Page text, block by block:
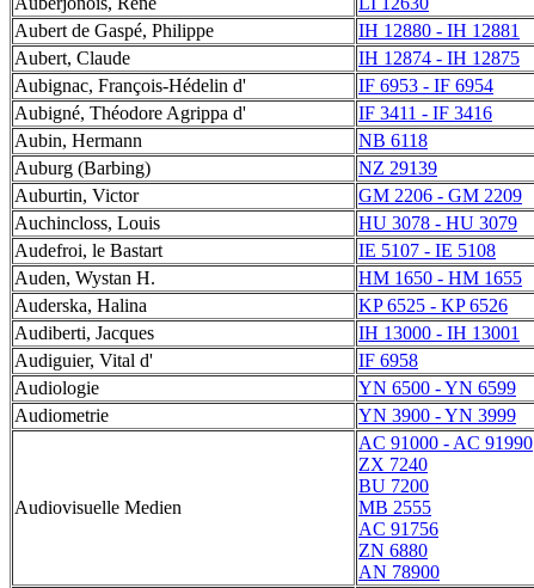
Aubert de Gaspé, Philippe
IH 12880 - IH 12881
Aubert, Claude
IH 12874 - IH 12875
Aubignac, François-Hédelin d'
IF 6953 - IF 6954
Aubigné, Théodore Agrippa d'
IF 3411 - IF 3416
Aubin, Hermann
NB 6118
Auburg (Barbing)
NZ 29139
Auburtin, Victor
GM 2206 - GM 2209
Auchincloss, Louis
HU 3078 - HU 3079
Audefroi, le Bastart
IE 5107 - IE 5108
Auden, Wystan H.
HM 1650 - HM 1655
Auderska, Halina
KP 6525 - KP 6526
Audiberti, Jacques
IH 13000 - IH 13001
Audiguier, Vital d'
IF 6958
Audiologie
YN 6500 - YN 6599
Audiometrie
YN 3900 - YN 3999
Audiovisuelle Medien
AC 91000 - AC 91990
ZX 7240
BU 7200
MB 2555
AC 91756
ZN 6880
AN 78900